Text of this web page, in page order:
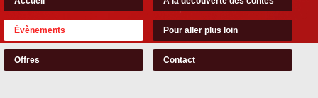
Évènements Pour aller plus loin
Offres Contact